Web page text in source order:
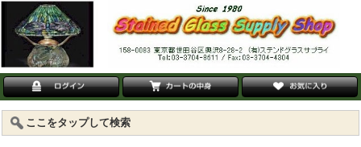
ここをタップして検索